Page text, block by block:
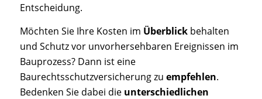
Entscheidung.
Möchten Sie Ihre Kosten im Überblickbehalten
und Schutz vor unvorhersehbaren Ereignissen im
Bauprozess? Dann ist eine
Baurechtsschutzversicherung zu empfehlen.
Bedenken Sie dabei die unterschiedlichen